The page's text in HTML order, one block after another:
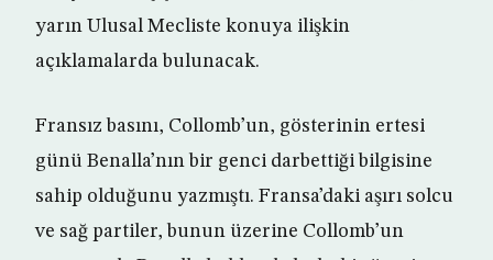
yarın Ulusal Mecliste konuya ilişkin
açıklamalarda bulunacak.
Fransız basını, Collomb’un, gösterinin ertesi
günü Benalla’nın bir genci darbettiği bilgisine
sahip olduğunu yazmıştı. Fransa’daki aşırı solcu
ve sağ partiler, bunun üzerine Collomb’un